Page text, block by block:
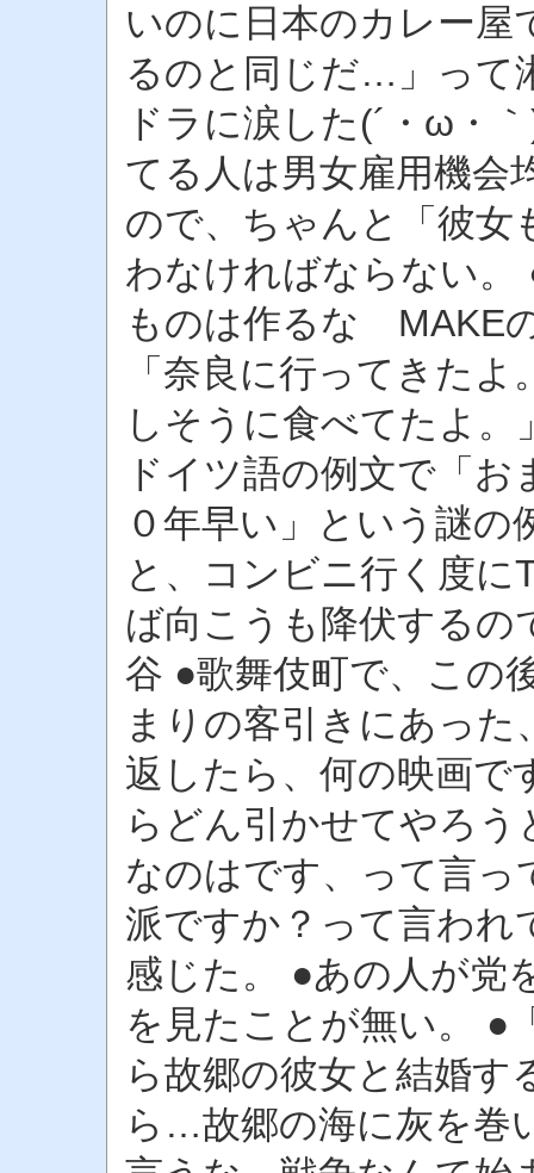
いのに日本のカレー屋
るのと同じだ…」って
ドラに涙した(´・ω・
てる人は男女雇用機会
ので、ちゃんと「彼女
わなければならない
ものは作るな MAKE
「奈良に行ってきた
しそうに食べてたよ
ドイツ語の例文で「
０年早い」という謎
と、コンビニ行く度
ば向こうも降伏するの
谷 ●歌舞伎町で、この
まりの客引きにあっ
返したら、何の映画で
らどん引かせてやろ
なのはです、って言
派ですか？って言われ
感じた。 ●あの人が党
を見たことが無い。
ら故郷の彼女と結婚
ら…故郷の海に灰を巻